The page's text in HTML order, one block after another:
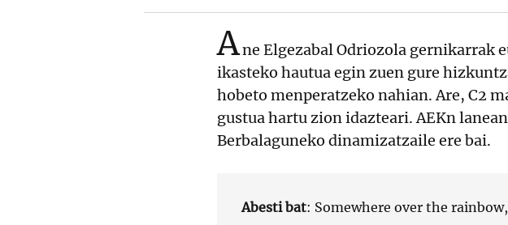
Ane Elgezabal Odriozola gernikarrak
ikasteko hautua egin zuen gure
hobeto menperatzeko nahian. Are, C2
gustua hartu zion idazteari. AEKn
Berbalaguneko dinamizatzaile ere bai.
Abesti bat: Somewhere over the